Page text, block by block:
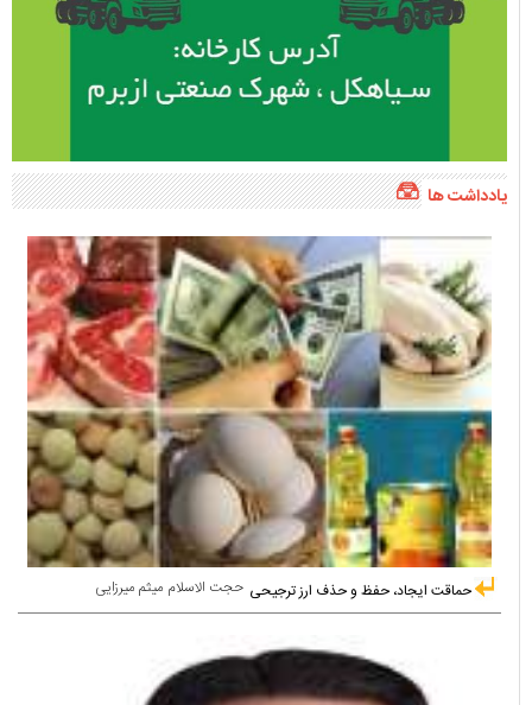
یادداشت ها
حجت الاسلام میثم میرزایی حماقت ایجاد، حفظ و حذف ارز ترجیحی